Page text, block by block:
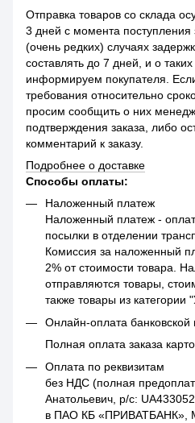
Отправка товаров со склада
3 дней с момента поступления
(очень редких) случаях
составлять до 7 дней, и о
информируем покупателя.
требования относительно
просим сообщить о них
подтверждения заказа, либо
комментарий к заказу.
Подробнее о доставке
Способы оплаты:
Наложенный платеж
Наложенный платеж -
посылки в отделении
Комиссия за наложенный
2% от стоимости товара.
отправляются товары,
также товары из категории
Онлайн-оплата банковской
Полная оплата заказа
Оплата по реквизитам
без НДС (полная
Анатольевич, р/с:
в ПАО КБ «ПРИВАТБАНК»,